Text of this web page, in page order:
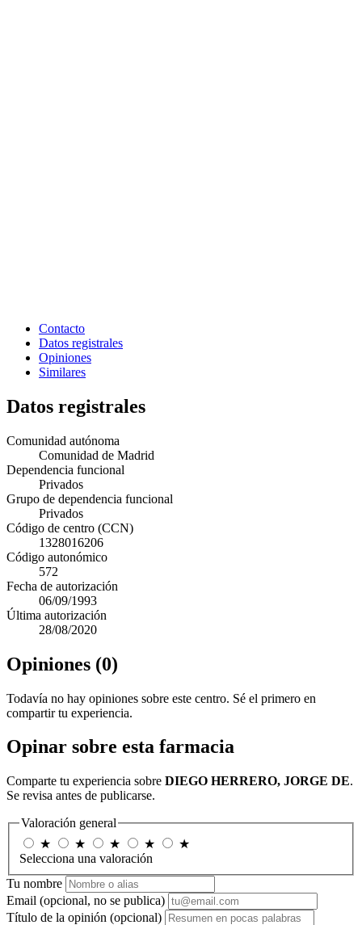
Contacto
Datos registrales
Opiniones
Similares
Datos registrales
Comunidad autónoma
Comunidad de Madrid
Dependencia funcional
Privados
Grupo de dependencia funcional
Privados
Código de centro (CCN)
1328016206
Código autonómico
572
Fecha de autorización
06/09/1993
Última autorización
28/08/2020
Opiniones (0)
Todavía no hay opiniones sobre este centro. Sé el primero en
compartir tu experiencia.
Opinar sobre esta farmacia
Comparte tu experiencia sobre DIEGO HERRERO, JORGE DE.
Se revisa antes de publicarse.
Valoración general
★
★ ★ ★
★
Selecciona una valoración
Tu nombre
Email (opcional, no se publica)
Título de la opinión (opcional)